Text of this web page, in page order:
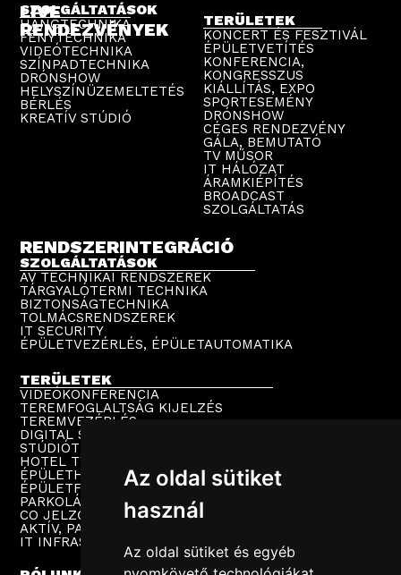
Az oldal sütiket
használ
Az oldal sütiket és egyéb
LIVE
RENDEZVÉNYEK
SZOLGÁLTATÁSOK
HANGTECHNIKA
FÉNYTECHNIKA
VIDEÓTECHNIKA
SZÍNPADTECHNIKA
DRÓNSHOW
HELYSZÍNÜZEMELTETÉS
BÉRLÉS
KREATÍV STÚDIÓ
TERÜLETEK
KONCERT ÉS FESZTIVÁL
ÉPÜLETVETÍTÉS
KONFERENCIA,
KONGRESSZUS
KIÁLLÍTÁS, EXPO
SPORTESEMÉNY
DRÓNSHOW
CÉGES RENDEZVÉNY
GÁLA, BEMUTATÓ
TV MŰSOR
IT HÁLÓZAT
ÁRAMKIÉPÍTÉS
BROADCAST
SZOLGÁLTATÁS
RENDSZERINTEGRÁCIÓ
SZOLGÁLTATÁSOK
AV TECHNIKAI RENDSZEREK
TÁRGYALÓTERMI TECHNIKA
BIZTONSÁGTECHNIKA
TOLMÁCSRENDSZEREK
IT SECURITY
ÉPÜLETVEZÉRLÉS, ÉPÜLETAUTOMATIKA
TERÜLETEK
VIDEÓKONFERENCIA
TEREMFOGLALTSÁG KIJELZÉS
TEREMVEZÉRLÉS
DIGITAL SIGNAGE
STÚDIÓTECHNIKA
HOTEL TV
ÉPÜLETHANGOSÍTÁS
ÉPÜLETFELÜGYELET
PARKOLÁSTECHNIKA
CO JELZŐRENDSZER
AKTÍV, PASSZÍV HÁLÓZAT
IT INFRASTRUKTÚRA